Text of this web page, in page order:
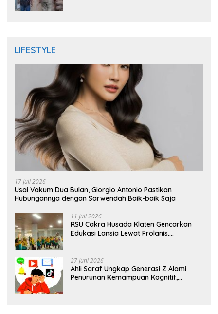
LIFESTYLE
17 Juli 2026
Usai Vakum Dua Bulan, Giorgio Antonio Pastikan
Hubungannya dengan Sarwendah Baik-baik Saja
11 Juli 2026
RSU Cakra Husada Klaten Gencarkan
Edukasi Lansia Lewat Prolanis,
27 Juni 2026
Ahli Saraf Ungkap Generasi Z Alami
Penurunan Kemampuan Kognitif,